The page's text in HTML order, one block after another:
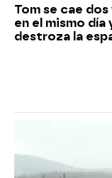
Tom se cae
en el mismo día
destroza la